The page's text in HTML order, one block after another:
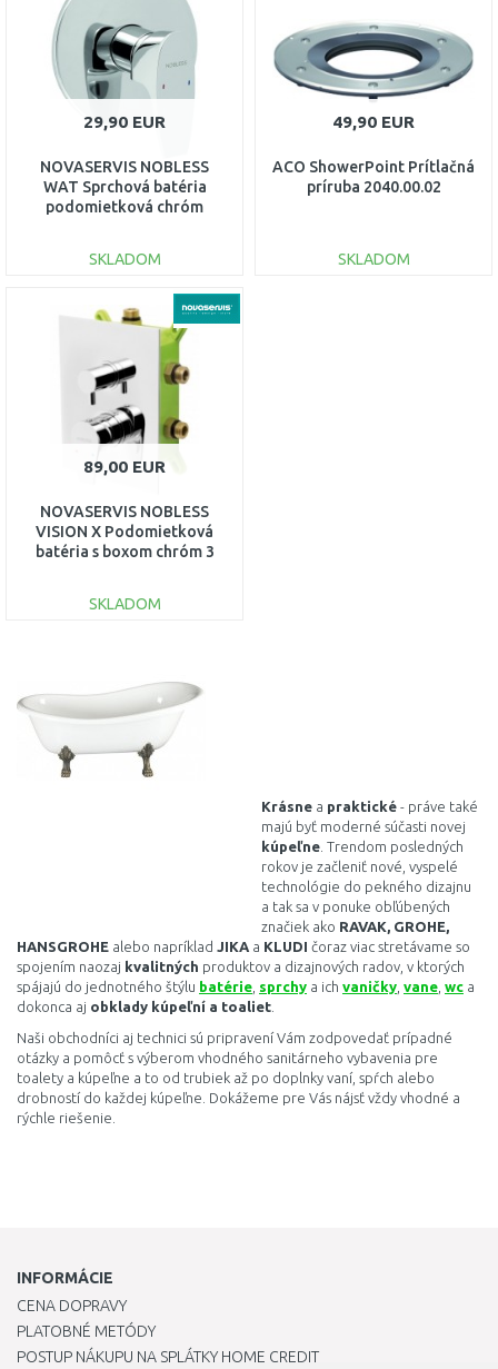
29,90 EUR
NOVASERVIS NOBLESS
WAT Sprchová batéria
podomietková chróm
SKLADOM
DO KOŠÍKA
Porovnať
49,90 EUR
ACO ShowerPoint Prítlačná
príruba 2040.00.02
SKLADOM
89,00 EUR
NOVASERVIS NOBLESS
VISION X Podomietková
batéria s boxom chróm 3
SKLADOM
Porovnať
Krásne a praktické - práve také
majú byť moderné súčasti novej
kúpeľne . Trendom posledných
rokov je začleniť nové, vyspelé
technológie do pekného dizajnu
a tak sa v ponuke obľúbených
značiek ako RAVAK, GROHE,
HANSGROHE alebo napríklad JIKA a KLUDI čoraz viac stretávame so
spojením naozaj kvalitných produktov a dizajnových radov, v ktorých
spájajú do jednotného štýlu batérie sprchy a ich vaničky vane wc a
dokonca aj obklady kúpeľní a toaliet
Naši obchodníci aj technici sú pripravení Vám zodpovedať prípadné
otázky a pomôcť s výberom vhodného sanitárneho vybavenia pre
toalety a kúpeľne a to od trubiek až po doplnky vaní, spŕch alebo
drobností do každej kúpeľne. Dokážeme pre Vás nájsť vždy vhodné a
rýchle riešenie.
INFORMÁCIE
CENA DOPRAVY
PLATOBNÉ METÓDY
POSTUP NÁKUPU NA SPLÁTKY HOME CREDIT